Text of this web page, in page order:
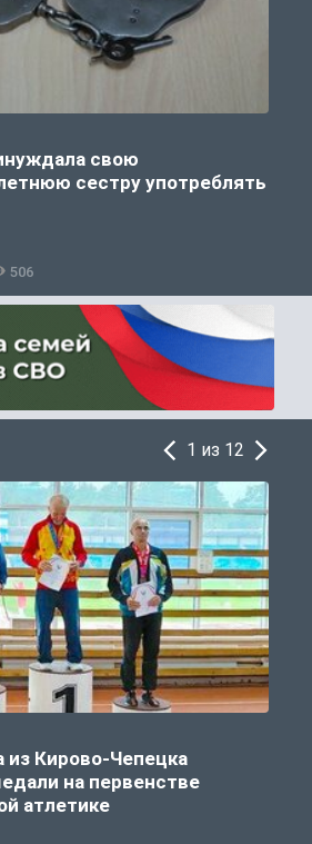
свою
сестру употреблять
506
1 из 12
из Кирово-Чепецка
на первенстве
атлетике